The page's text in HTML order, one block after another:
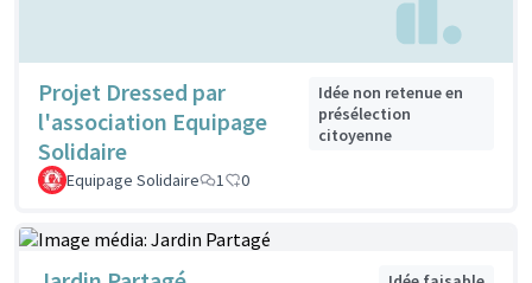
Projet Dressed par
l'association Equipage
Solidaire
Idée non retenue en
présélection
citoyenne
Equipage Solidaire 1 0